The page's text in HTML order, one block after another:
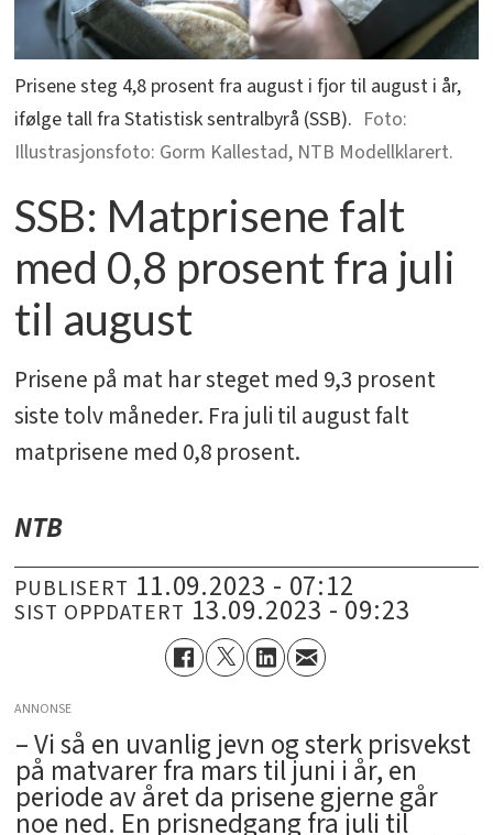
Prisene steg 4,8 prosent fra august i fjor til august i år,
ifølge tall fra Statistisk sentralbyrå (SSB).
Illustrasjonsfoto: Gorm Kallestad, NTB Modellklarert.
SSB: Matprisene falt
med 0,8 prosent fra juli
til august
Prisene på mat har steget med 9,3 prosent
siste tolv måneder. Fra juli til august falt
matprisene med 0,8 prosent.
NTB
PUBLISERT 11.09.2023 - 07:12
SIST OPPDATERT 13.09.2023 - 09:23
ANNONSE
– Vi så en uvanlig jevn og sterk prisvekst
på matvarer fra mars til juni i år, en
periode av året da prisene gjerne går
noe ned. En prisnedgang fra juli til